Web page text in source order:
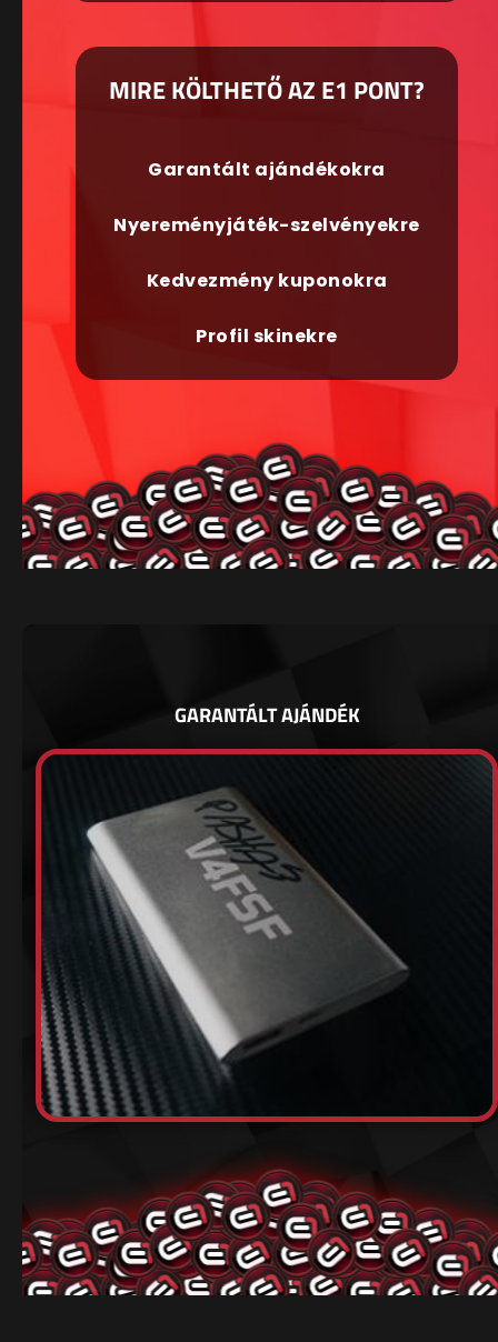
MIRE KÖLTHETŐ AZ E1 PONT?
Garantált ajándékokra
Nyereményjáték-szelvényekre
Kedvezmény kuponokra
Profil skinekre
GARANTÁLT AJÁNDÉK